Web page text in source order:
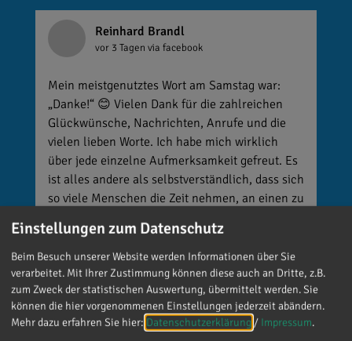
Reinhard Brandl
vor 3 Tagen via facebook
Mein meistgenutztes Wort am Samstag war:
„Danke!“ 😊 Vielen Dank für die zahlreichen
Glückwünsche, Nachrichten, Anrufe und die
vielen lieben Worte. Ich habe mich wirklich
über jede einzelne Aufmerksamkeit gefreut. Es
ist alles andere als selbstverständlich, dass sich
so viele Menschen die Zeit nehmen, an einen zu
denken. Umso mehr weiß ich das zu schätzen.
Einstellungen zum Datenschutz
Beim Besuch unserer Website werden Informationen über Sie
verarbeitet. Mit Ihrer Zustimmung können diese auch an Dritte, z.B.
zum Zweck der statistischen Auswertung, übermittelt werden. Sie
können die hier vorgenommenen Einstellungen jederzeit abändern.
Mehr dazu erfahren Sie hier: Datenschutzerklärung / Impressum.